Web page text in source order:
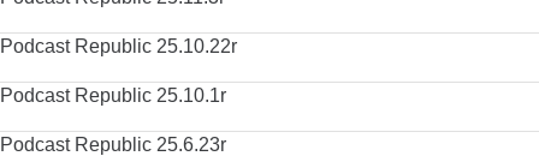
Podcast Republic 25.10.22r
Podcast Republic 25.10.1r
Podcast Republic 25.6.23r